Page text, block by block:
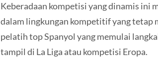
Keberadaan kompetisi yang dinamis ini
dalam lingkungan kompetitif yang tetap
pelatih top Spanyol yang memulai
tampil di La Liga atau kompetisi Eropa.